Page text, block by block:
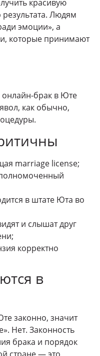
красивую
Людям
эмоции», а
которые принимают
брак в Юте
как обычно,
marriage license;
в штате Юта во
и слышат друг
корректно
в
законно, значит
Нет. Законность
брака и порядок